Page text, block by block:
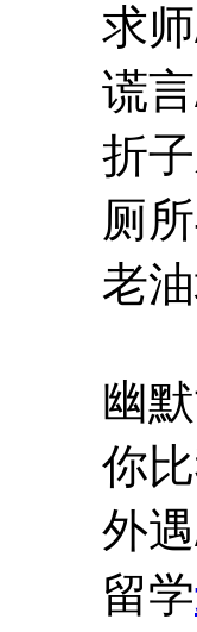
求师/
谎言/
折子
厕所
老油
幽默
你比
外遇/
留学